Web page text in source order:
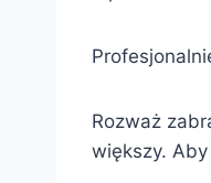
Rozważ
większy.